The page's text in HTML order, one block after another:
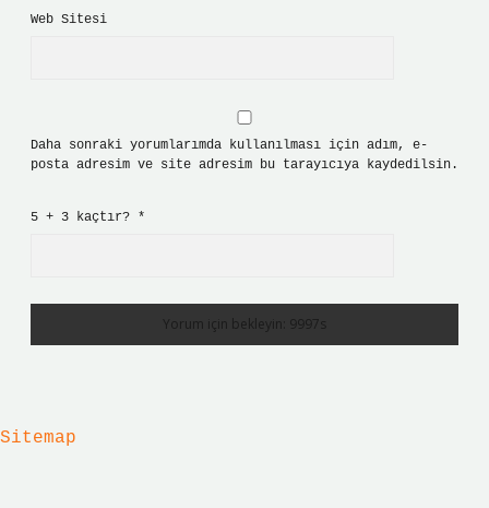
Web Sitesi
Daha sonraki yorumlarımda kullanılması için adım, e-
posta adresim ve site adresim bu tarayıcıya kaydedilsin.
5 + 3 kaçtır? *
Sitemap